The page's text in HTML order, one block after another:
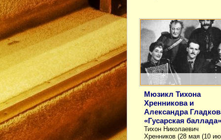
Мюзикл Тихона
Хренникова и
Александра
«Гусарская баллада»
Тихон Николаевич
Хренников (28 мая (10